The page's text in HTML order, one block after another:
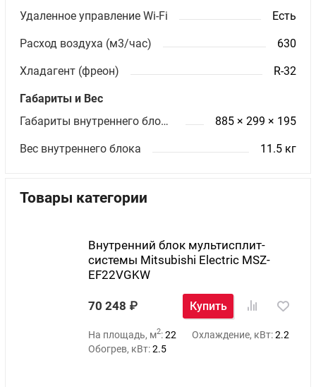
Удаленное управление Wi-Fi Есть
Расход воздуха (м3/час) 630
Хладагент (фреон) R-32
Габариты и Вес
Габариты внутреннего блока ШхВхГ (мм)
885 × 299 × 195
Вес внутреннего блока 11.5 кг
Товары категории
Внутренний блок мультисплит-
системы Mitsubishi Electric MSZ-
EF22VGKW
70 248 Купить
На площадь, м2:22 Охлаждение, кВт:2.2
Обогрев, кВт:2.5